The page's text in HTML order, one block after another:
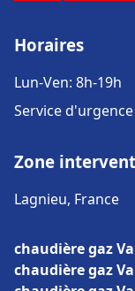
Horaires
Lun-Ven: 8h-19h
Service
Zone
Lagnieu, France
chaudière gaz
chaudière gaz